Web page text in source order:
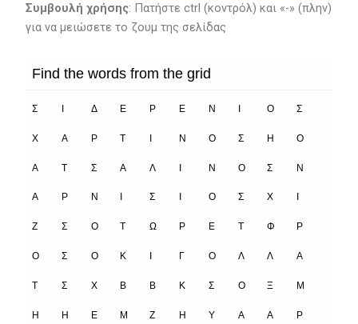
Συμβουλή χρήσης: Πατήστε ctrl (κοντρόλ) και «-» (πλην)
για να μειώσετε το ζουμ της σελίδας